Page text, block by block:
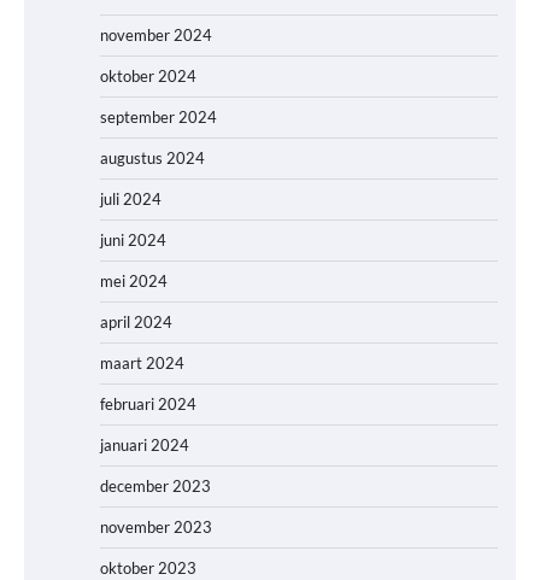
november 2024
oktober 2024
september 2024
augustus 2024
juli 2024
juni 2024
mei 2024
april 2024
maart 2024
februari 2024
januari 2024
december 2023
november 2023
oktober 2023